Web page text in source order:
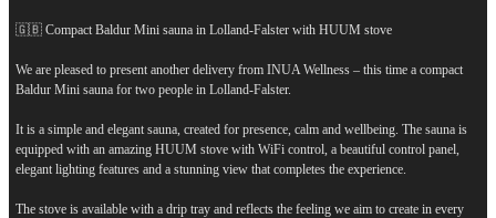
🇬🇧 Compact Baldur Mini sauna in Lolland-Falster with HUUM stove
We are pleased to present another delivery from INUA Wellness – this time a compact
Baldur Mini sauna for two people in Lolland-Falster.
It is a simple and elegant sauna, created for presence, calm and wellbeing. The sauna is
equipped with an amazing HUUM stove with WiFi control, a beautiful control panel,
elegant lighting features and a stunning view that completes the experience.
The stove is available with a drip tray and reflects the feeling we aim to create in every